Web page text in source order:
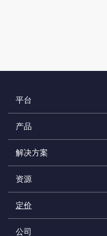
平台
产品
解决方案
资源
定价
公司